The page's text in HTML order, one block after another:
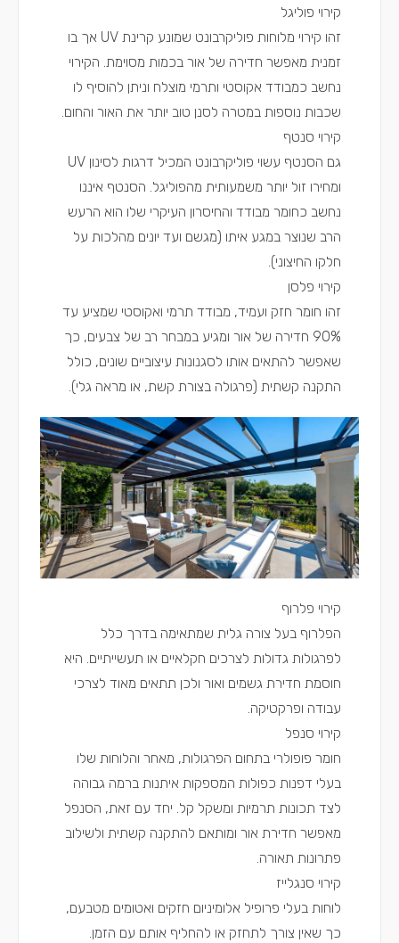
קירוי פוליגל
זהו קירוי מלוחות פוליקרבונט שמונע קרינת UV אך בו
זמנית מאפשר חדירה של אור בכמות מסוימת. הקירוי
נחשב כמבודד אקוסטי ותרמי מוצלח וניתן להוסיף לו
שכבות נוספות במטרה לסנן טוב יותר את האור והחום.
קירוי סנטף
גם הסנטף עשוי פוליקרבונט המכיל דרגות לסינון UV
ומחירו זול יותר משמעותית מהפוליגל. הסנטף איננו
נחשב כחומר מבודד והחיסרון העיקרי שלו הוא הרעש
הרב שנוצר במגע איתו (מגשם ועד יונים מהלכות על
חלקו החיצוני).
קירוי פלסן
זהו חומר חזק ועמיד, מבודד תרמי ואקוסטי שמציע עד
90% חדירה של אור ומגיע במבחר רב של צבעים, כך
שאפשר להתאים אותו לסגנונות עיצוביים שונים, כולל
התקנה קשתית (פרגולה בצורת קשת, או מראה גלי).
קירוי פלרוף
הפלרוף בעל צורה גלית שמתאימה בדרך כלל
לפרגולות גדולות לצרכים חקלאיים או תעשייתיים. היא
חוסמת חדירת גשמים ואור ולכן תתאים מאוד לצרכי
עבודה ופרקטיקה.
קירוי סנפל
חומר פופולרי בתחום הפרגולות, מאחר והלוחות שלו
בעלי דפנות כפולות המספקות איתנות ברמה גבוהה
לצד תכונות תרמיות ומשקל קל. יחד עם זאת, הסנפל
מאפשר חדירת אור ומותאם להתקנה קשתית ולשילוב
פתרונות תאורה.
קירוי סנגלייז
לוחות בעלי פרופיל אלומיניום חזקים ואטומים מטבעם,
כך שאין צורך לתחזק או להחליף אותם עם הזמן.